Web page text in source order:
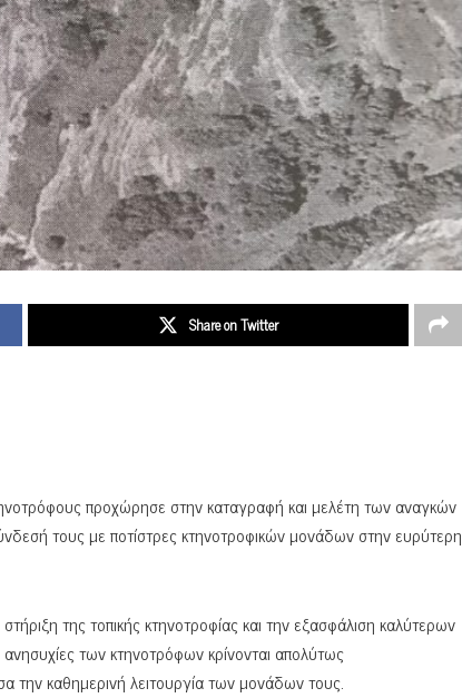
Share on Twitter
προχώρησε στην καταγραφή και μελέτη των αναγκών
τους με ποτίστρες κτηνοτροφικών μονάδων στην ευρύτερη
της τοπικής κτηνοτροφίας και την εξασφάλιση καλύτερων
των κτηνοτρόφων κρίνονται απολύτως
την καθημερινή λειτουργία των μονάδων τους.